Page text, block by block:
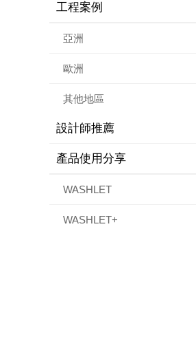
工程案例
亞洲
歐洲
其他地區
設計師推薦
產品使用分享
WASHLET
WASHLET+